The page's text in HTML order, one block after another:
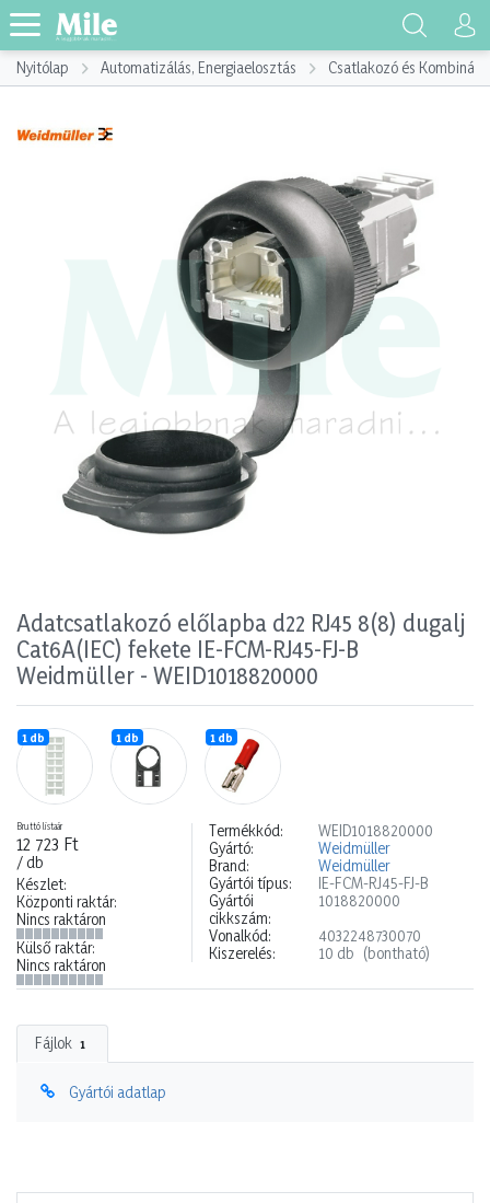
Nyitólap Automatizálás, Energiaelosztás Csatlakozó és
Adatcsatlakozó előlapba d22 RJ45 8(8) dugalj
Cat6A(IEC) fekete IE-FCM-RJ45-FJ-B
Weidmüller - WEID1018820000
1 db 1 db 1 db
Bruttó listaár
12 723 Ft
/ db
Készlet:
Központi raktár:
Nincs raktáron
Külső raktár:
Nincs raktáron
Termékkód:
WEID1018820000
Gyártó:
Weidmüller
Brand:
Weidmüller
Gyártói típus:
IE-FCM-RJ45-FJ-B
Gyártói
cikkszám:
1018820000
Vonalkód:
4032248730070
Kiszerelés:
10 db (bontható)
Fájlok 1
Gyártói adatlap